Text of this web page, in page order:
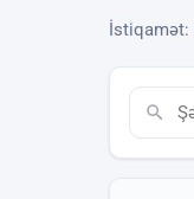
İstiqamət: